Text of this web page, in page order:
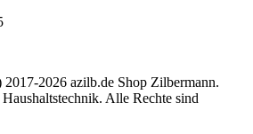
2026 azilb.de Shop Zilbermann.
Alle Rechte sind